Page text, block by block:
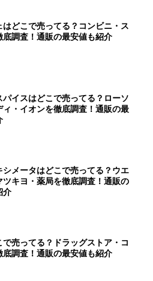
はどこで売ってる？コンビニ・ス
底調査！通販の最安値も紹介
パイスはどこで売ってる？ローソ
ィ・イオンを徹底調査！通販の最
シメータはどこで売ってる？ウエ
ツキヨ・薬局を徹底調査！通販の
介
で売ってる？ドラッグストア・コ
底調査！通販の最安値も紹介